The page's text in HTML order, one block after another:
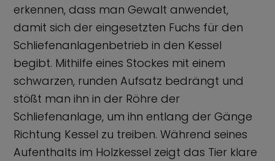
erkennen, dass man Gewalt anwendet,
damit sich der eingesetzten Fuchs für den
Schliefenanlagenbetrieb in den Kessel
begibt. Mithilfe eines Stockes mit einem
schwarzen, runden Aufsatz bedrängt und
stößt man ihn in der Röhre der
Schliefenanlage, um ihn entlang der Gänge
Richtung Kessel zu treiben. Während seines
Aufenthalts im Holzkessel zeigt das Tier klare